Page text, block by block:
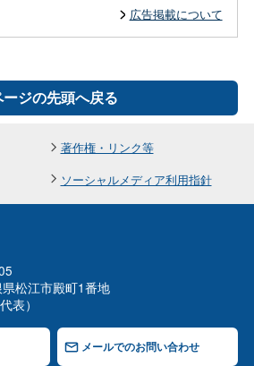
広告掲載について
ジの先頭へ戻る
著作権・リンク等
ソーシャルメディア利用指針
松江市殿町1番地
表）
メールでのお問い合わせ